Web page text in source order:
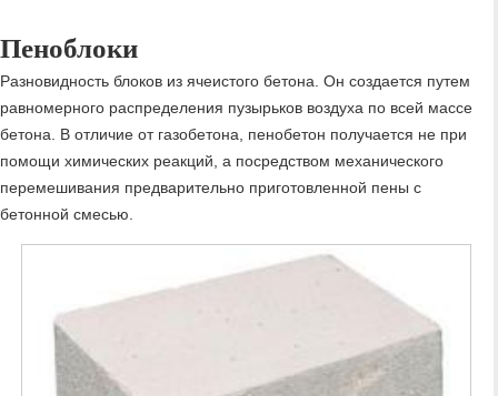
Пеноблоки
Разновидность блоков из ячеистого бетона. Он создается путем
равномерного распределения пузырьков воздуха по всей массе
бетона. В отличие от газобетона, пенобетон получается не при
помощи химических реакций, а посредством механического
перемешивания предварительно приготовленной пены с
бетонной смесью.